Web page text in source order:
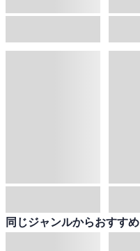
同じジャンルからおすすめ